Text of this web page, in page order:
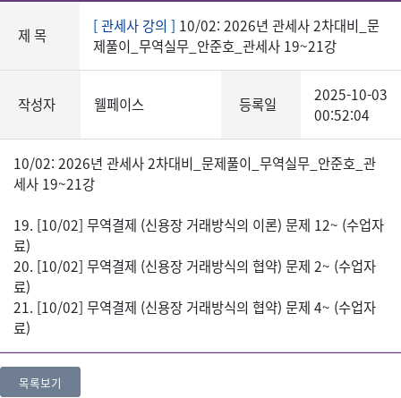
제 목 [ 관세사 강의 ] 10/02: 2026년 관세사 2차대비_문
제풀이_무역실무_안준호_관세사 19~21강
작성자 웰페이스 등록일
2025-10-03
00:52:04
10/02: 2026년 관세사 2차대비_문제풀이_무역실무_안준호_관
세사 19~21강
19. [10/02] 무역결제 (신용장 거래방식의 이론) 문제 12~ (수업자
료)
20. [10/02] 무역결제 (신용장 거래방식의 협약) 문제 2~ (수업자
료)
21. [10/02] 무역결제 (신용장 거래방식의 협약) 문제 4~ (수업자
료)
목록보기